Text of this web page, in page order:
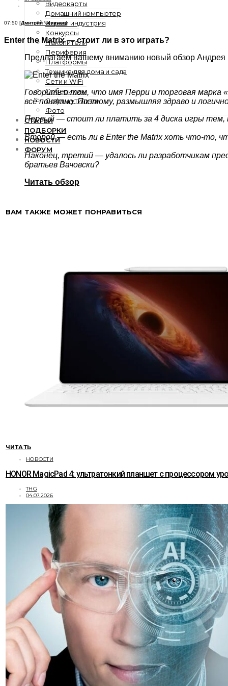
Видеокарты
Домашний компьютер
Игры и индустрия
Конкурсы
Накопители
Периферия
Платформы
Техника для дома и сада
Сети и WiFi
Собери сам
Софт и утилиты
Фото
СТАТЬИ
ПОДБОРКИ
НОВОСТИ
ФОРУМ
07:50 [Дмитрий Чеканов]
Enter the Matrix — стоит ли в это играть?
Предлагаем вашему вниманию новый обзор Андрея
Говорить о том, что имя Перри и торговая марка
всё понятно. Поэтому, размышляя здраво и
Первый — стоит ли платить за 4 диска игры
Второй — есть ли в Enter the Matrix хоть что-то,
Наконец, третий — удалось ли разработчикам
братьев Вачовски?
Читать обзор
ВАМ ТАКЖЕ МОЖЕТ ПОНРАВИТЬСЯ
ЧИТАТЬ
НОВОСТИ
HONOR MagicPad 4: ультратонкий планшет с процессором
THG
04.07.2026